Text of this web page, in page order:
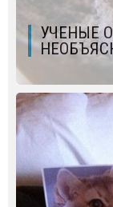
УЧЕНЫЕ